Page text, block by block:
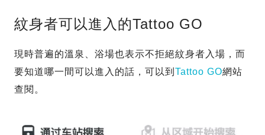
紋身者可以進入的Tattoo GO
現時普遍的溫泉、浴場也表示不拒絕紋身者入場，而
要知道哪一間可以進入的話，可以到 Tattoo GO網站
查閱。